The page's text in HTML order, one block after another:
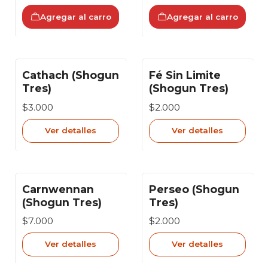
Agregar al carro Agregar al carro
Agotado
Cathach (Shogun
Tres)
$3.000
Ver detalles
Agotado
Fé Sin Limite
(Shogun Tres)
$2.000
Ver detalles
Agotado
Carnwennan
(Shogun Tres)
$7.000
Ver detalles
Agotado
Perseo (Shogun
Tres)
$2.000
Ver detalles